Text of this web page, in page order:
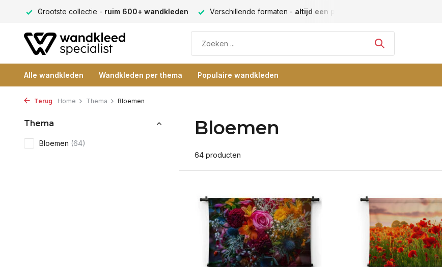
Verschillende formaten - altijd een passende maat Vele blije klanten -klantbeoordeling 9+
Alle wandkleden Wandkleden per thema Populaire wandkleden
Terug Home Thema Bloemen
Thema
Bloemen (64)
Bloemen
64 producten